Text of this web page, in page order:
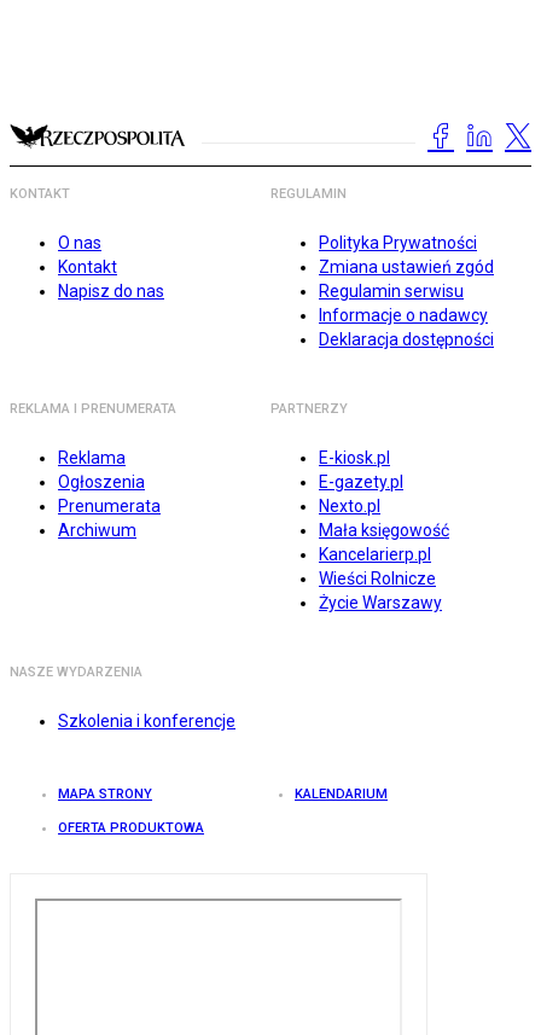
KONTAKT
O nas
Kontakt
Napisz do nas
REGULAMIN
Polityka Prywatności
Zmiana ustawień zgód
Regulamin serwisu
Informacje o nadawcy
Deklaracja dostępności
REKLAMA I PRENUMERATA
Reklama
Ogłoszenia
Prenumerata
Archiwum
PARTNERZY
E-kiosk.pl
E-gazety.pl
Nexto.pl
Mała księgowość
Kancelarierp.pl
Wieści Rolnicze
Życie Warszawy
NASZE WYDARZENIA
Szkolenia i konferencje
MAPA STRONY KALENDARIUM
OFERTA PRODUKTOWA